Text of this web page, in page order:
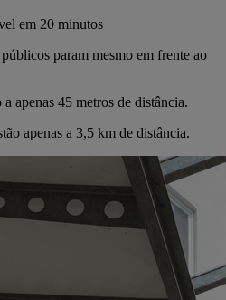
em 20 minutos
param mesmo em frente ao
apenas 45 metros de distância.
apenas a 3,5 km de distância.